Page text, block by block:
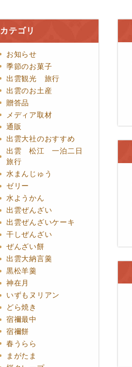
カテゴリ
お知らせ
季節のお菓子
出雲観光 旅行
出雲のお土産
贈答品
メディア取材
通販
出雲大社のおすすめ
出雲 松江 一泊二日
旅行
水まんじゅう
ゼリー
水ようかん
出雲ぜんざい
出雲ぜんざいケーキ
干しぜんざい
ぜんざい餅
出雲大納言羹
黒松羊羹
神在月
いずもヌリアン
どら焼き
宿禰最中
宿禰餅
春うらら
まがたま